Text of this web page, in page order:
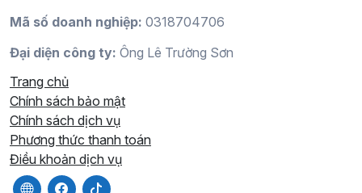
Mã số doanh nghiệp: 0318704706
Đại diện công ty: Ông Lê Trường Sơn
Trang chủ
Chính sách bảo mật
Chính sách dịch vụ
Phương thức thanh toán
Điều khoản dịch vụ